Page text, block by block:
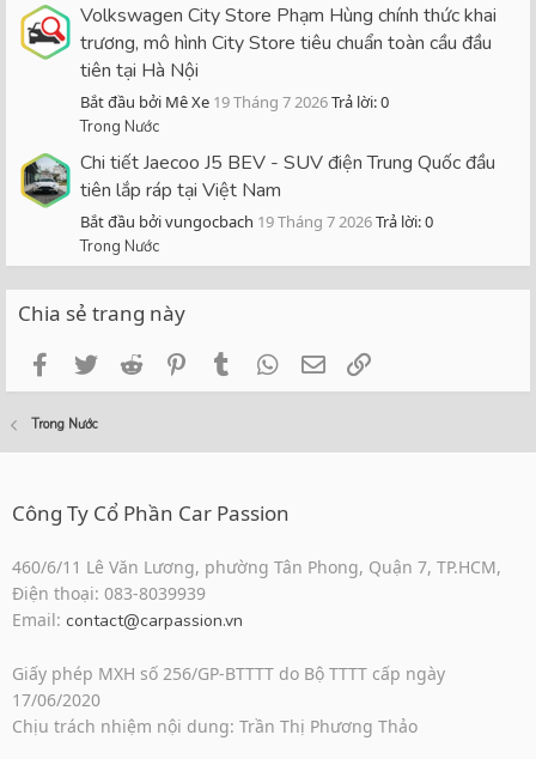
Volkswagen City Store Phạm Hùng chính thức khai
trương, mô hình City Store tiêu chuẩn toàn cầu đầu
tiên tại Hà Nội
Bắt đầu bởi Mê Xe 19 Tháng 7 2026Trả lời: 0
Trong Nước
Chi tiết Jaecoo J5 BEV - SUV điện Trung Quốc đầu
tiên lắp ráp tại Việt Nam
Bắt đầu bởi vungocbach 19 Tháng 7 2026Trả lời: 0
Trong Nước
Chia sẻ trang này
FacebookTwitterReddit PinterestTumblrWhatsApp
Email
Trong Nước
Công Ty Cổ Phần Car Passion
460/6/11 Lê Văn Lương, phường Tân Phong, Quận 7, TP.HCM,
Điện thoại: 083-8039939
Email: contact@carpassion.vn
Giấy phép MXH số 256/GP-BTTTT do Bộ TTTT cấp ngày
17/06/2020
Chịu trách nhiệm nội dung: Trần Thị Phương Thảo